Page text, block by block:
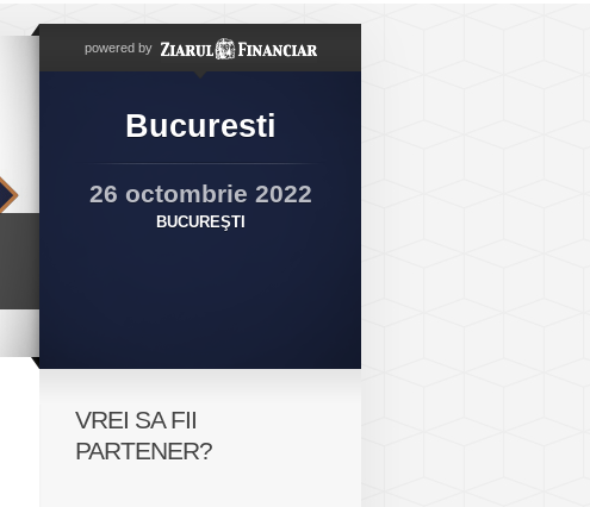
powered by
Bucuresti
26 octombrie 2022
BUCUREŞTI
VREI SA FII
PARTENER?